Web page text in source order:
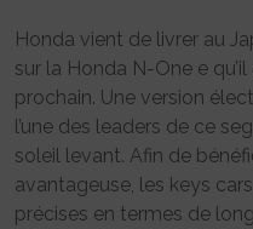
Honda vient de livrer au
sur la Honda N-One e
prochain. Une version
l’une des leaders de ce
soleil levant. Afin de
avantageuse, les keys
précises en termes de